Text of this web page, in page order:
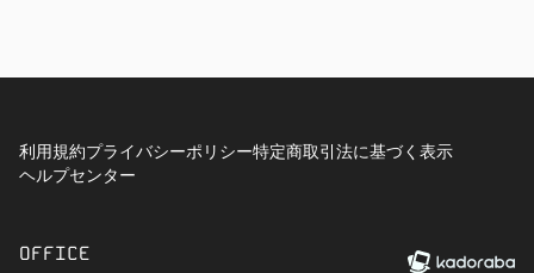
利用規約プライバシーポリシー特定商取引法に基づく表示
ヘルプセンター
OFFICE